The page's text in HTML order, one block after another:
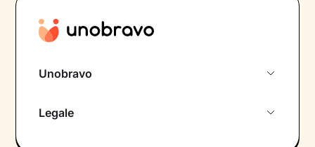
Unobravo
Legale